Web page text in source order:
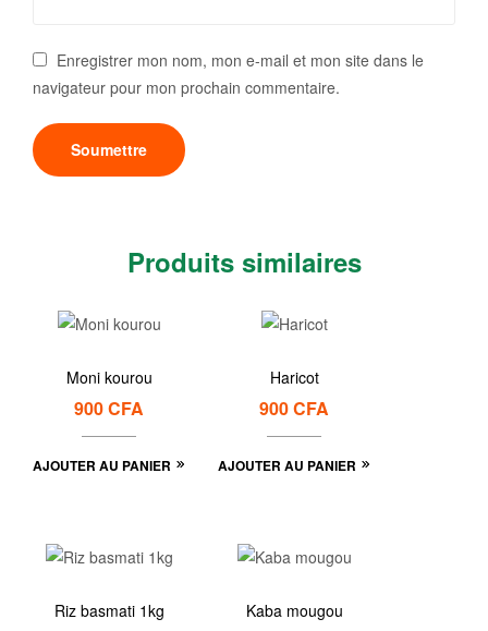
Enregistrer mon nom, mon e-mail et mon site dans le
navigateur pour mon prochain commentaire.
Produits similaires
Moni kourou
900CFA
AJOUTER AU PANIER
Haricot
900CFA
AJOUTER AU PANIER
Riz basmati 1kg Kaba mougou